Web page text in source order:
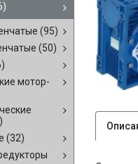
(95)
(50)
мотор-
(32)